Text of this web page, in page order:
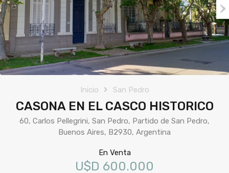
Inicio San Pedro
CASONA EN EL CASCO HISTORICO
60, Carlos Pellegrini, San Pedro, Partido de San Pedro,
Buenos Aires, B2930, Argentina
En Venta
U$D 600.000